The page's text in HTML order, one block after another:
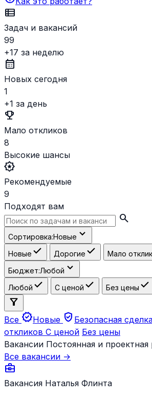
view_list
Задач и вакансий
99
+17 за неделю
calendar_month
Новых сегодня
1
+1 за день
emoji_events
Мало откликов
8
Высокие шансы
award_star
Рекомендуемые
9
Подходят вам
search
Сортировка:Новые expand_more
Новые check Дорогие check Мало
Бюджет:Любой expand_more
Любой check С ценой check Без цены check
filter_alt
Все new_releasesНовые verified_user Безопасная
откликов С ценой Без цены
Вакансии Постоянная и проектная
Все вакансии →
business_center
Вакансия Наталья Флинта